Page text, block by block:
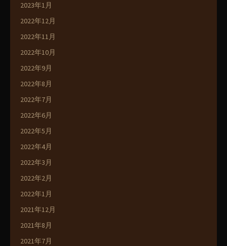
2023年1月
2022年12月
2022年11月
2022年10月
2022年9月
2022年8月
2022年7月
2022年6月
2022年5月
2022年4月
2022年3月
2022年2月
2022年1月
2021年12月
2021年8月
2021年7月